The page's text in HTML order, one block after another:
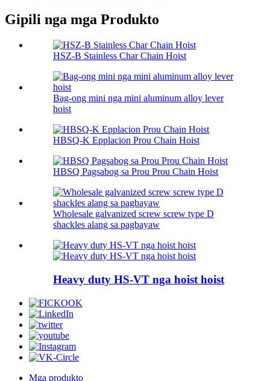
Gipili nga mga Produkto
HSZ-B Stainless Char Chain Hoist
Bag-ong mini nga mini aluminum alloy lever
hoist
HBSQ-K Epplacion Prou ​​Chain Hoist
HBSQ Pagsabog sa Prou ​​Prou ​​Chain Hoist
Wholesale galvanized screw screw type D
shackles alang sa pagbayaw
Heavy duty HS-VT nga hoist hoist
Mga produkto